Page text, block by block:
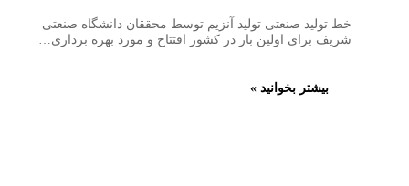
خط تولید صنعتی تولید آنزیم توسط محققان دانشگاه صنعتی
شریف برای اولین بار در کشور افتتاح و مورد بهره برداری…
بیشتر بخوانید »